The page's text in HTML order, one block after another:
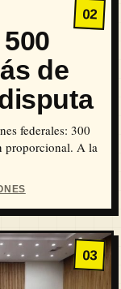
02
de
federales: 300
proporcional. A la
03